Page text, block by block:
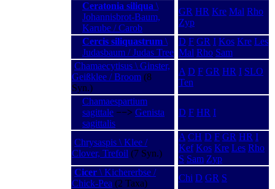
Ceratonia siliqua \
Johannisbrot-Baum,
Karube / Carob
GR HR Kre Mal Rho
Zyp
Cercis siliquastrum \
Judasbaum / Judas Tree
D F GR I Kos Kre Les
Mal Rho Sam
Chamaecytisus \ Ginster,
Geißklee / Broom (8
Syn.)
A D F GR HR I SLO
Ten
Chamaespartium
sagittale −−> Genista
sagittalis
D F HR I
Chrysaspis \ Klee /
Clover, Trefoil (7 Syn.)
A CH D F GR HR I
Kef Kos Kre Les Rho
S Sam Zyp
Cicer \ Kichererbse /
Chick-Pea (2 Taxa)
Chi D GR S